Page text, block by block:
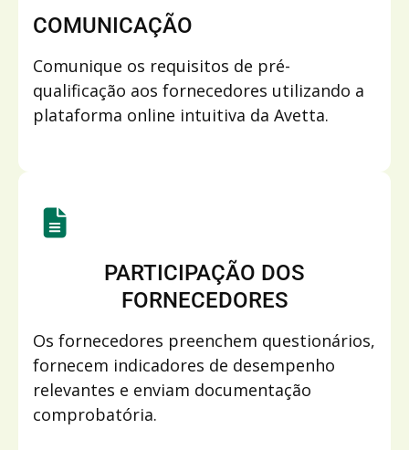
COMUNICAÇÃO
Comunique os requisitos de pré-
qualificação aos fornecedores utilizando a
plataforma online intuitiva da Avetta.
PARTICIPAÇÃO DOS
FORNECEDORES
Os fornecedores preenchem questionários,
fornecem indicadores de desempenho
relevantes e enviam documentação
comprobatória.